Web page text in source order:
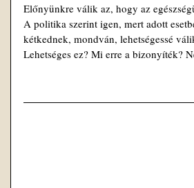
Előnyünkre válik az, hogy az
A politika szerint igen, mert adott
kétkednek, mondván, lehetségessé
Lehetséges ez? Mi erre a bizonyíték?